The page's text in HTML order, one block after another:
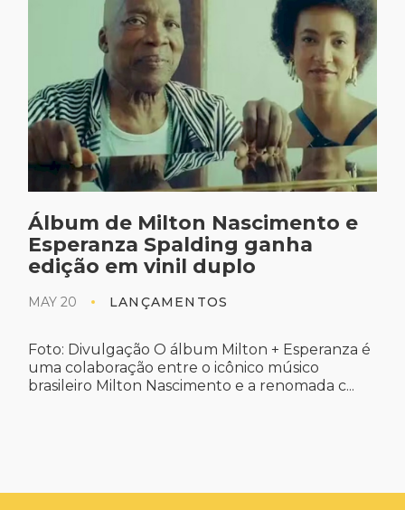
Álbum de Milton Nascimento e
Esperanza Spalding ganha
edição em vinil duplo
MAY 20 LANÇAMENTOS
Foto: Divulgação O álbum Milton + Esperanza é
uma colaboração entre o icônico músico
brasileiro Milton Nascimento e a renomada c...